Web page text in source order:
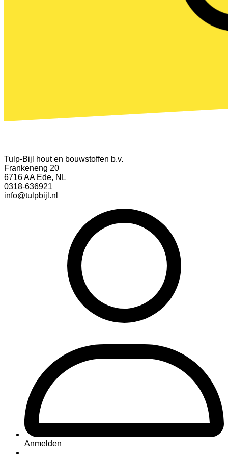
Tulp-Bijl hout en bouwstoffen b.v.
Frankeneng 20
6716 AA Ede, NL
0318-636921
info@tulpbijl.nl
Anmelden